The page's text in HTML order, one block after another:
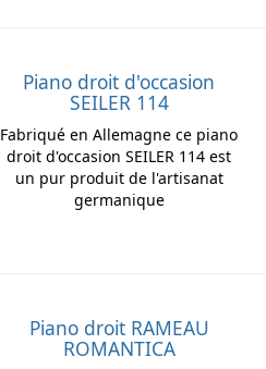
Piano droit d'occasion
SEILER 114
Fabriqué en Allemagne ce piano
droit d'occasion SEILER 114 est
un pur produit de l'artisanat
germanique
Piano droit RAMEAU
ROMANTICA